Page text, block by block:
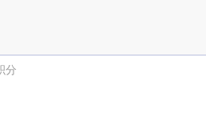
赞赏激励一下
分